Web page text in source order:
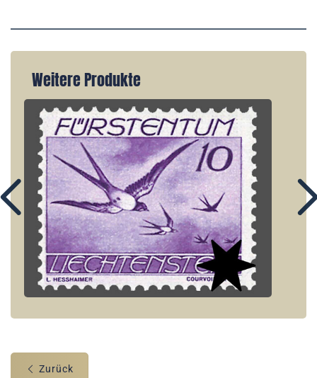
Weitere Produkte
Zurück